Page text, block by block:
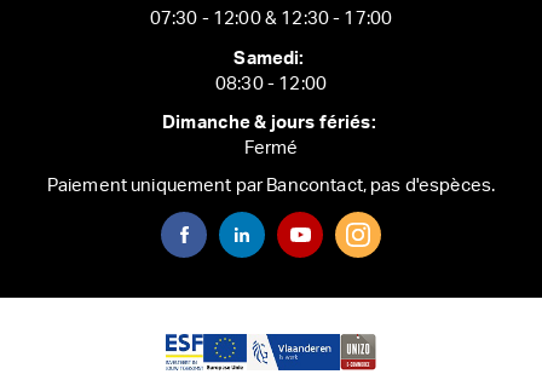
07:30 - 12:00 & 12:30 - 17:00
Samedi:
08:30 - 12:00
Dimanche & jours fériés:
Fermé
Paiement uniquement par Bancontact, pas d'espèces.